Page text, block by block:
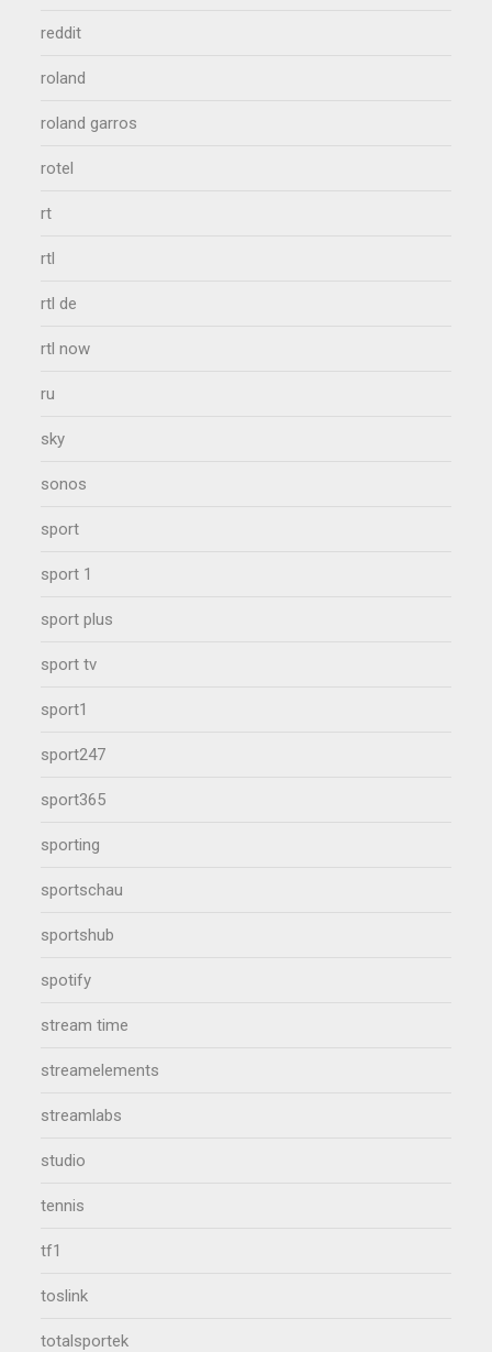
reddit
roland
roland garros
rotel
rt
rtl
rtl de
rtl now
ru
sky
sonos
sport
sport 1
sport plus
sport tv
sport1
sport247
sport365
sporting
sportschau
sportshub
spotify
stream time
streamelements
streamlabs
studio
tennis
tf1
toslink
totalsportek